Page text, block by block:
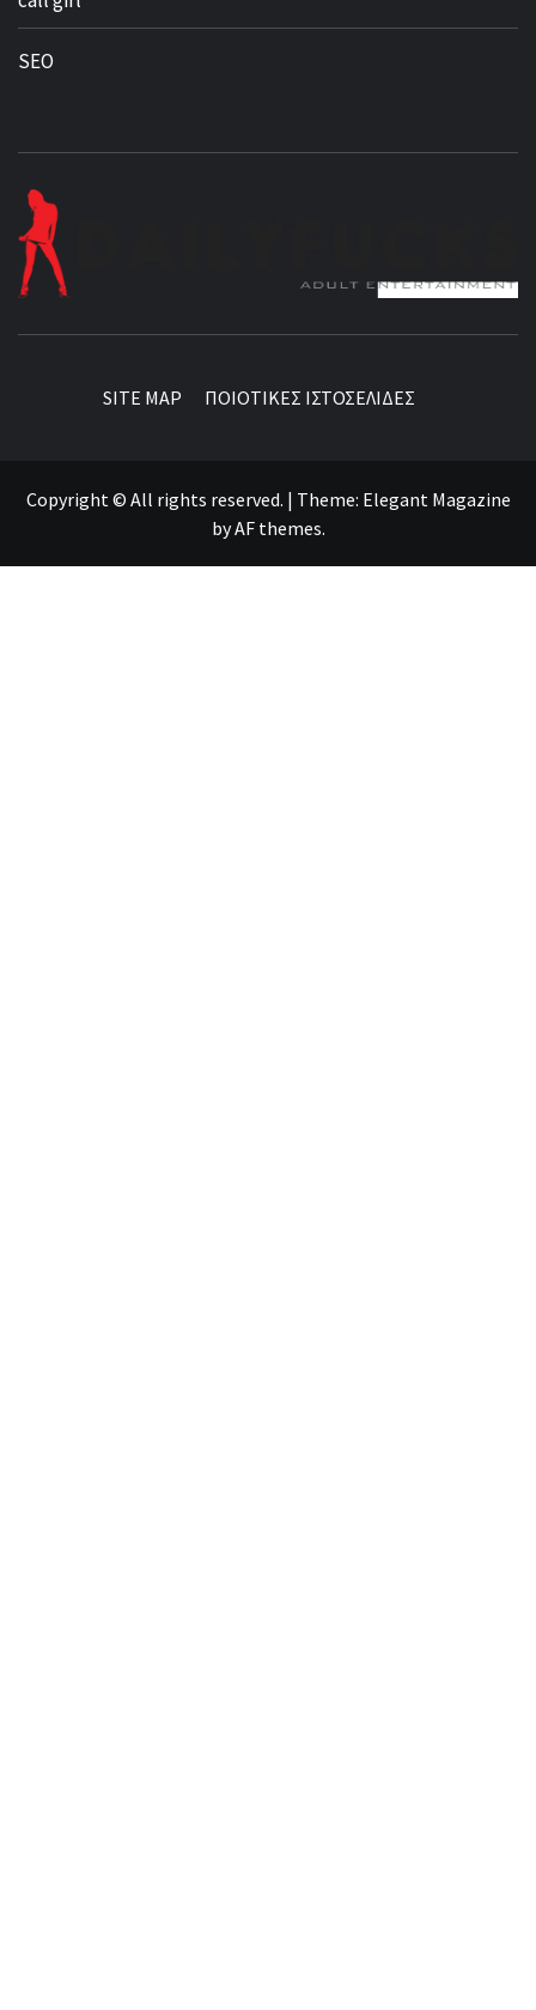
SEO
SITE MAP ΠΟΙΟΤΙΚΕΣ ΙΣΤΟΣΕΛΙΔΕΣ
Copyright © All rights reserved. | Theme: Elegant Magazine
byAF themes.